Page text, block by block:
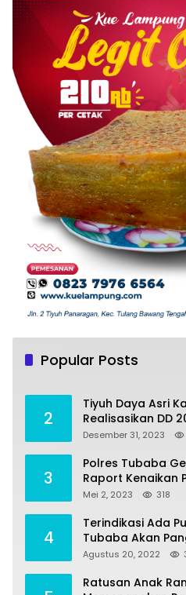
Popular Posts
Pembangunan
Juli 4, 2022
2
Tiyuh Daya Asri
Realisasikan DD
Program
Desember 31, 2023
3
Polres Tubaba
Raport Kenaikan
Alaidin Effendi
Mei 2, 2023 318
4
Terindikasi Ada
Tubaba Akan
Penumangan
Agustus 20, 2022
Ratusan Anak